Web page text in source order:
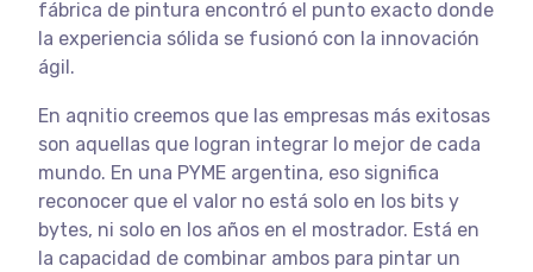
fábrica de pintura encontró el punto exacto donde
la experiencia sólida se fusionó con la innovación
ágil.
En aqnitio creemos que las empresas más exitosas
son aquellas que logran integrar lo mejor de cada
mundo. En una PYME argentina, eso significa
reconocer que el valor no está solo en los bits y
bytes, ni solo en los años en el mostrador. Está en
la capacidad de combinar ambos para pintar un